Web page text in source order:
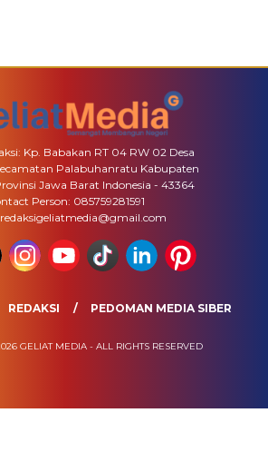
Kp. Babakan RT 04 RW 02 Desa
Palabuhanratu Kabupaten
Jawa Barat Indonesia - 43364
Person: 085759281591
REDAKSI PEDOMAN MEDIA SIBER
GELIAT MEDIA - ALL RIGHTS RESERVED